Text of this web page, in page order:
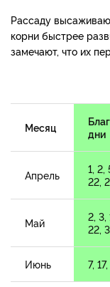
Рассаду
корни быстрее
замечают, что их
Месяц
дни
Апрель
1, 2,
22,
Май
2, 3,
22,
Июнь 7,